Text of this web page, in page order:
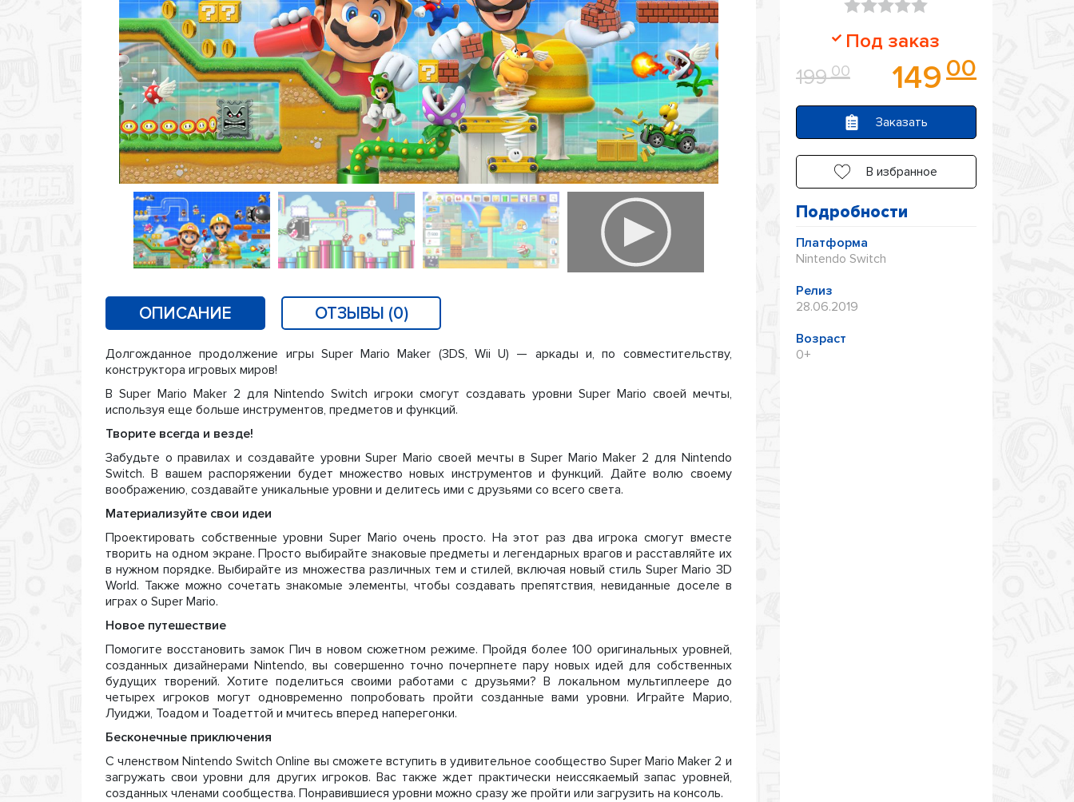
ОПИСАНИЕ ОТЗЫВЫ (0)
Долгожданное продолжение игры Super Mario Maker (3DS, Wii U) — аркады и, по совместительству,
конструктора игровых миров!
В Super Mario Maker 2 для Nintendo Switch игроки смогут создавать уровни Super Mario своей мечты,
используя еще больше инструментов, предметов и функций.
Творите всегда и везде!
Забудьте о правилах и создавайте уровни Super Mario своей мечты в Super Mario Maker 2 для Nintendo
Switch. В вашем распоряжении будет множество новых инструментов и функций. Дайте волю своему
воображению, создавайте уникальные уровни и делитесь ими с друзьями со всего света.
Материализуйте свои идеи
Проектировать собственные уровни Super Mario очень просто. На этот раз два игрока смогут вместе
творить на одном экране. Просто выбирайте знаковые предметы и легендарных врагов и расставляйте их
в нужном порядке. Выбирайте из множества различных тем и стилей, включая новый стиль Super Mario 3D
World. Также можно сочетать знакомые элементы, чтобы создавать препятствия, невиданные доселе в
играх о Super Mario.
Новое путешествие
Помогите восстановить замок Пич в новом сюжетном режиме. Пройдя более 100 оригинальных уровней,
созданных дизайнерами Nintendo, вы совершенно точно почерпнете пару новых идей для собственных
будущих творений. Хотите поделиться своими работами с друзьями? В локальном мультиплеере до
четырех игроков могут одновременно попробовать пройти созданные вами уровни. Играйте Марио,
Луиджи, Тоадом и Тоадеттой и мчитесь вперед наперегонки.
Бесконечные приключения
С членством Nintendo Switch Online вы сможете вступить в удивительное сообщество Super Mario Maker 2 и
загружать свои уровни для других игроков. Вас также ждет практически неиссякаемый запас уровней,
созданных членами сообщества. Понравившиеся уровни можно сразу же пройти или загрузить на консоль.
из
5
Под заказ
199 00 149 00
Заказать
В избранное
Подробности
Платформа
Nintendo Switch
Релиз
28.06.2019
Возраст
0+